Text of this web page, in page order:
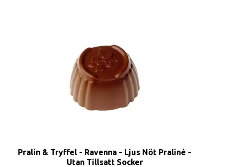
Pralin & Tryffel - Ravenna - Ljus Nöt Praliné -
Utan Tillsatt Socker